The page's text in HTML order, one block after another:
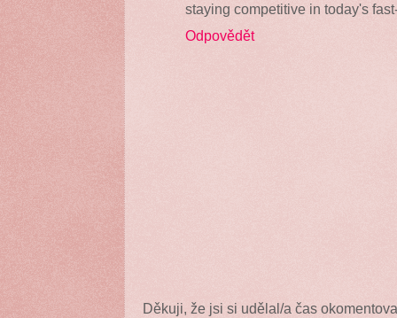
staying competitive in today's
Odpovědět
Děkuji, že jsi si udělal/a čas